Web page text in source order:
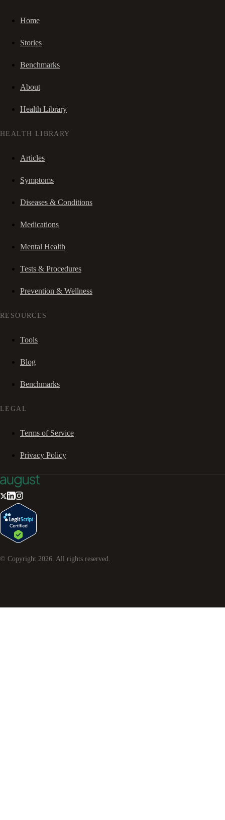
Home
Stories
Benchmarks
About
Health Library
HEALTH LIBRARY
Articles
Symptoms
Diseases & Conditions
Medications
Mental Health
Tests & Procedures
Prevention & Wellness
RESOURCES
Tools
Blog
Benchmarks
LEGAL
Terms of Service
Privacy Policy
© Copyright 2026 . All rights reserved.